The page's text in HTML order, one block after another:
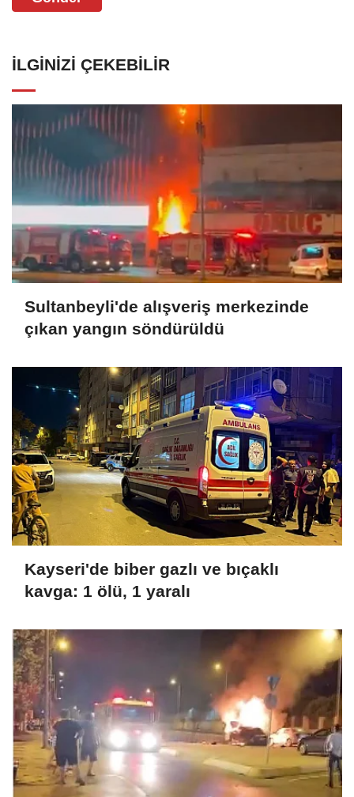
İLGINIZI ÇEKEBILIR
Sultanbeyli'de alışveriş merkezinde
çıkan yangın söndürüldü
Kayseri'de biber gazlı ve bıçaklı
kavga: 1 ölü, 1 yaralı